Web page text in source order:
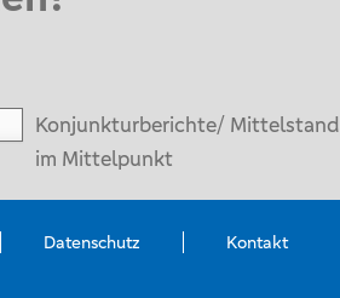
Konjunkturberichte/ Mittelstand
im Mittelpunkt
Datenschutz Kontakt